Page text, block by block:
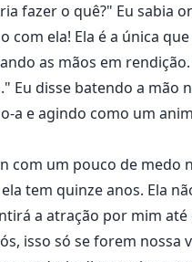
fazer o quê?" Eu sabia
com ela! Ela é a única
as mãos em
Eu disse batendo a mão
a e agindo como um
com um pouco de medo
tem quinze anos. Ela
a atração por mim
isso só se forem nossa